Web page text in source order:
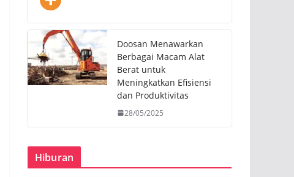
Doosan Menawarkan
Berbagai Macam Alat
Berat untuk
Meningkatkan Efisiensi
dan Produktivitas
28/05/2025
Hiburan